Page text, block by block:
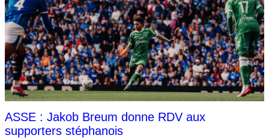
ASSE : Jakob Breum donne RDV aux
supporters stéphanois